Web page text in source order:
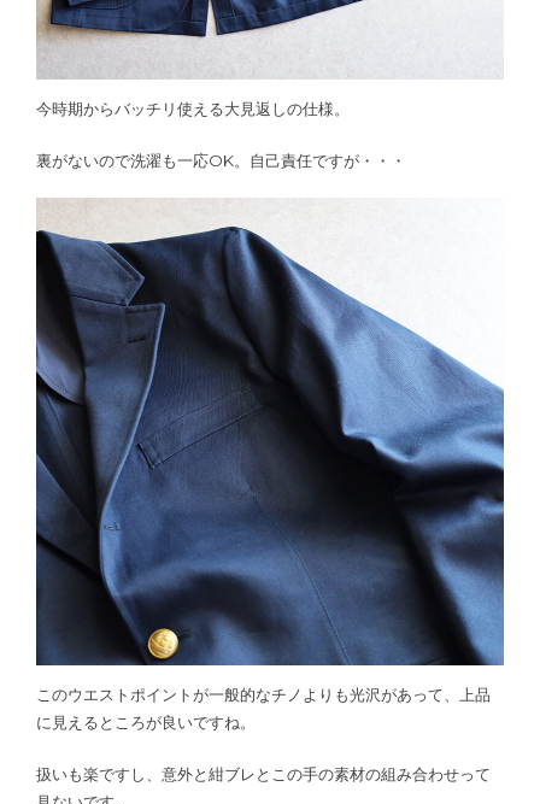
今時期からバッチリ使える大見返しの仕様。
裏がないので洗濯も一応OK。自己責任ですが・・・
このウエストポイントが一般的なチノよりも光沢があって、上品
に見えるところが良いですね。
扱いも楽ですし、意外と紺ブレとこの手の素材の組み合わせって